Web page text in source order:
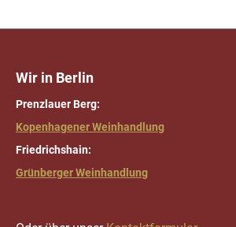
Wir in Berlin
Prenzlauer Berg:
Kopenhagener Weinhandlung
Friedrichshain:
Grünberger Weinhandlung